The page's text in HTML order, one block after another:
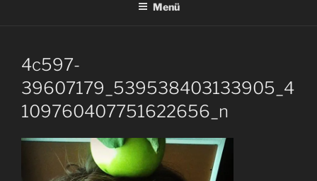
Menü
4c597-
39607179_539538403133905_4
109760407751622656_n